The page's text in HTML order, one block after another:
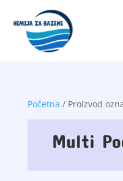
Početna / Proizvod
Multi